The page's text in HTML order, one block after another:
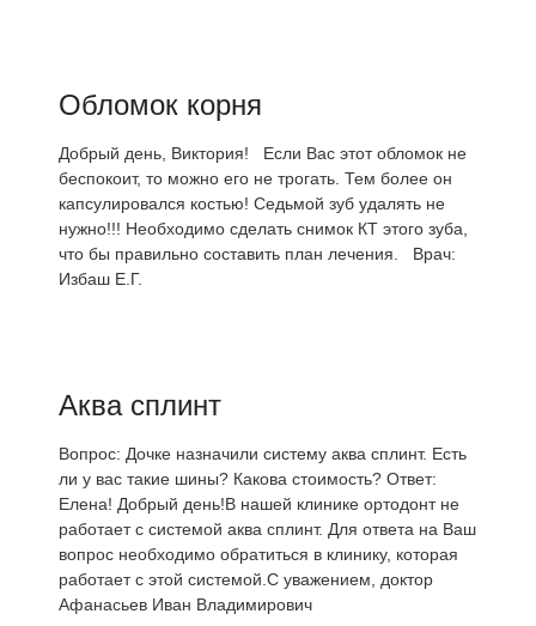
Обломок корня
Добрый день, Виктория! Если Вас этот обломок не
беспокоит, то можно его не трогать. Тем более он
капсулировался костью! Седьмой зуб удалять не
нужно!!! Необходимо сделать снимок КТ этого зуба,
что бы правильно составить план лечения. Врач:
Избаш Е.Г.
Аква сплинт
Вопрос: Дочке назначили систему аква сплинт. Есть
ли у вас такие шины? Какова стоимость? Ответ:
Елена! Добрый день!В нашей клинике ортодонт не
работает с системой аква сплинт. Для ответа на Ваш
вопрос необходимо обратиться в клинику, которая
работает с этой системой.С уважением, доктор
Афанасьев Иван Владимирович